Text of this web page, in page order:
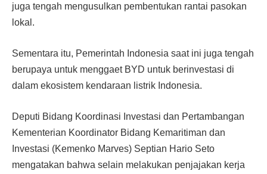
juga tengah mengusulkan pembentukan rantai pasokan
lokal.
Sementara itu, Pemerintah Indonesia saat ini juga tengah
berupaya untuk menggaet BYD untuk berinvestasi di
dalam ekosistem kendaraan listrik Indonesia.
Deputi Bidang Koordinasi Investasi dan Pertambangan
Kementerian Koordinator Bidang Kemaritiman dan
Investasi (Kemenko Marves) Septian Hario Seto
mengatakan bahwa selain melakukan penjajakan kerja